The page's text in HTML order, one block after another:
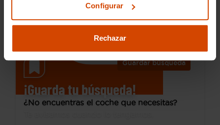
Configurar
Rechazar
Híbrido no enchufable
Automática
Utrera
Guardar búsqueda
¡Guarda tu búsqueda!
¿No encuentras el coche que necesitas?